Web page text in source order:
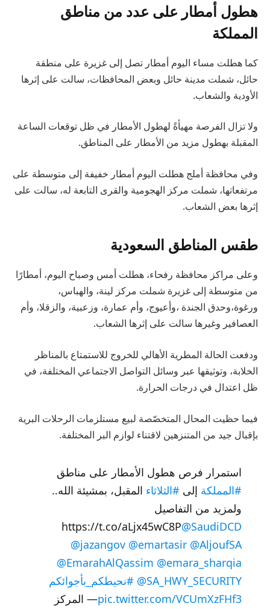
هطول أمطار على عدد من مناطق
المملكة
كما هطلت مساء اليوم أمطار تصل إلى غزيرة على منطقة
حائل، شملت مدينة حائل وبعض المحافظات، سالت على إثرها
الأودية والشعاب.
ولا تزال الفرصة مهيأةً لهطول الأمطار في ظل توقعات الساعة
المقبلة بهطول مزيد من الأمطار على المناطق.
وفي محافظة أملج هطلت اليوم أمطار خفيفة إلى متوسطة على
مرتفعاتها، شملت مركز الهجومية والقرى التابعة له، سالت على
إثرها بعض الشعاب.
طقس المناطق السعودية
وعلى مراكز محافظة رفحاء، هطلت أمس وصباح اليوم، أمطارًا
من متوسطة إلى غزيرة شملت مركز لينة، والهباس،
ورغوة،وحدق الجندة ،وأعيوج، وأم عمارة، وزعبية، والزقلا، وأم
العصافير وغيرها سالت على إثرها الشعاب.
ودفعت الحالة المطرية الأهالي للخروج للاستمتاع بالمناظر
الخلابة، وتوثيقها عبر وسائل التواصل الاجتماعي المختلفة، في
ظل اعتدال في درجات الحرارة.
فيما حظيت المحال المتخصّصة لبيع مستلزمات الرحلات البرية
بإقبال جيد من المتنزهين لاقتناء لوازم البر المختلفة.
استمرار فرص هطول الأمطار على مناطق
#المملكة إلى #الثلاثاء المقبل، بمشيئة الله..
ولمزيد من التفاصيل
https://t.co/aLjx45wC8P@SaudiDCD
@jazangov @emartasir @AljoufSA
@EmarahAlQassim @emara_sharqia
@SA_HWY_SECURITY #نحيطكم_بأجوائكم
pic.twitter.com/VCUmXzFHf3— المركز